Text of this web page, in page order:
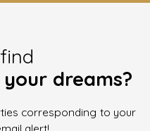
dreams?
corresponding to your